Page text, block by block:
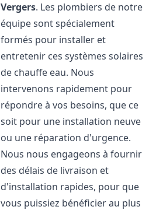
Vergers. Les plombiers de notre
équipe sont spécialement
formés pour installer et
entretenir ces systèmes solaires
de chauffe eau. Nous
intervenons rapidement pour
répondre à vos besoins, que ce
soit pour une installation neuve
ou une réparation d'urgence.
Nous nous engageons à fournir
des délais de livraison et
d'installation rapides, pour que
vous puissiez bénéficier au plus